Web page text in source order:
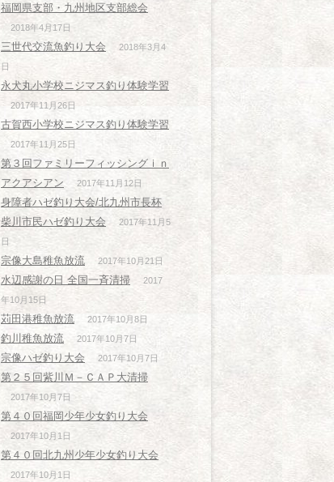
福岡県支部・九州地区支部総会
2018年4月17日
三世代交流魚釣り大会
2018年3月4
日
永犬丸小学校ニジマス釣り体験学習
2017年11月26日
古賀西小学校ニジマス釣り体験学習
2017年11月25日
第３回ファミリーフィッシングｉｎ
アクアシアン
2017年11月12日
身障者ハゼ釣り大会/北九州市長杯
柴川市民ハゼ釣り大会
2017年11月5
日
宗像大島稚魚放流 2017年10月21日
水辺感謝の日 全国一斉清掃
2017
年10月15日
苅田港稚魚放流 2017年10月8日
釣川稚魚放流 2017年10月7日
宗像ハゼ釣り大会 2017年10月7日
第２５回紫川Ｍ－ＣＡＰ大清掃
2017年10月7日
第４０回福岡少年少女釣り大会
2017年10月1日
第４０回北九州少年少女釣り大会
2017年10月1日